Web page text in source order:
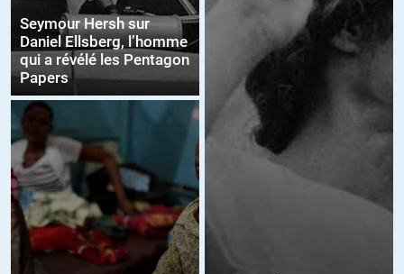
Seymour Hersh sur
Daniel Ellsberg, l’homme
qui a révélé les Pentagon
Papers